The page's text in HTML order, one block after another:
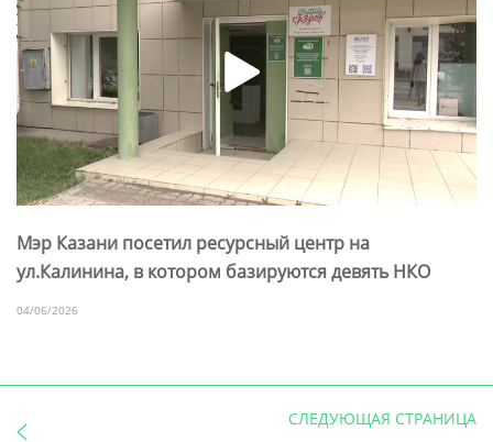
Мэр Казани посетил ресурсный центр на
ул.Калинина, в котором базируются девять НКО
04/06/2026
СЛЕДУЮЩАЯ СТРАНИЦА